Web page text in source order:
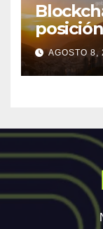
digital
AGOSTO 8,